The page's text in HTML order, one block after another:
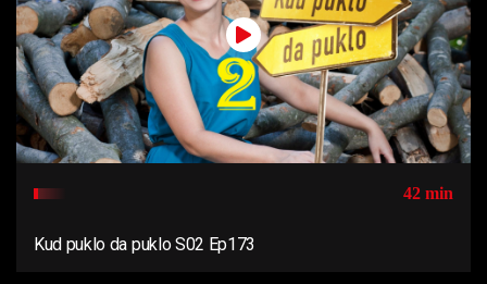
42 min
Kud puklo da puklo S02 Ep173